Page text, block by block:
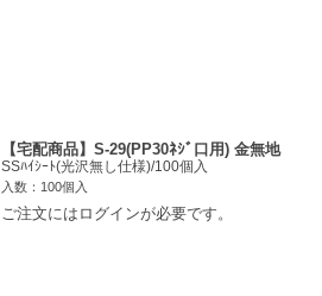
【宅配商品】S-29(PP30ﾈｼﾞ口用) 金無地
SSﾊｲｼｰﾄ(光沢無し仕様)/100個入
入数：100個入
ご注文にはログインが必要です。